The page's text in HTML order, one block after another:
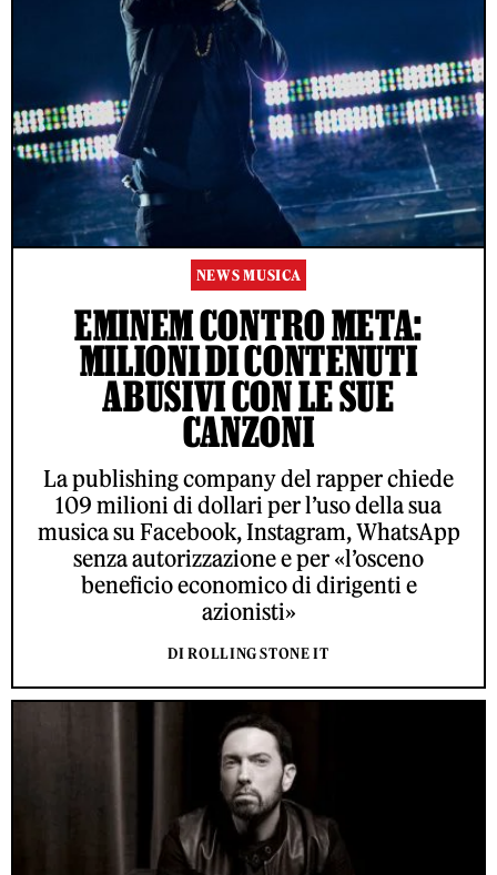
NEWS MUSICA
EMINEM CONTRO META:
MILIONI DI CONTENUTI
ABUSIVI CON LE SUE
CANZONI
La publishing company del rapper chiede
109 milioni di dollari per l’uso della sua
musica su Facebook, Instagram, WhatsApp
senza autorizzazione e per «l’osceno
beneficio economico di dirigenti e
azionisti»
DI ROLLING STONE IT